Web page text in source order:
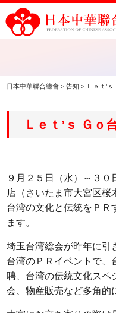
日本中華聯合總會 >告知 > Ｌｅｔ’
Ｌｅｔ’ｓ Ｇｏ
９月２５日（水）～３
店（さいたま市大宮区桜
台湾の文化と伝統をＰＲ
ます。
埼玉台湾総会が昨年に引
台湾のＰＲイベントで、
聘、台湾の伝統文化スペ
会、物産販売など多角的